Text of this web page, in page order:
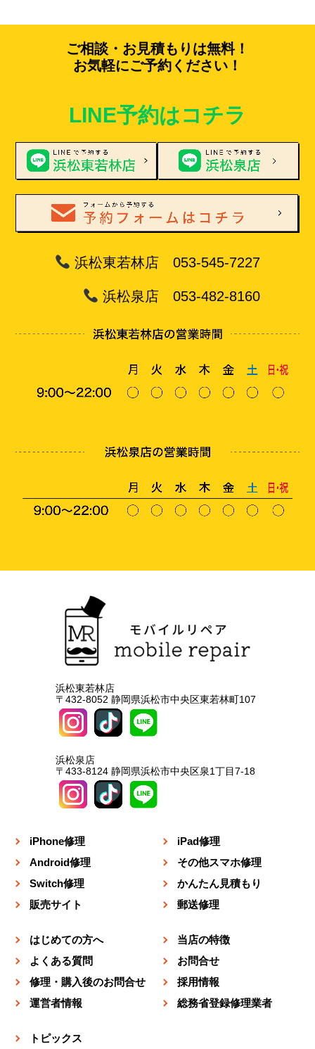
ご相談・お見積もりは無料！
お気軽にご予約ください！
LINE予約はコチラ
浜松東若林店 053-545-7227
浜松泉店 053-482-8160
浜松東若林店
〒432-8052 静岡県浜松市中央区東若林町107
浜松泉店
〒433-8124 静岡県浜松市中央区泉1丁目7-18
iPhone修理
iPad修理
Android修理
その他スマホ修理
Switch修理
かんたん見積もり
販売サイト
郵送修理
はじめての方へ
当店の特徴
よくある質問
お問合せ
修理・購入後のお問合せ
採用情報
運営者情報
総務省登録修理業者
トピックス